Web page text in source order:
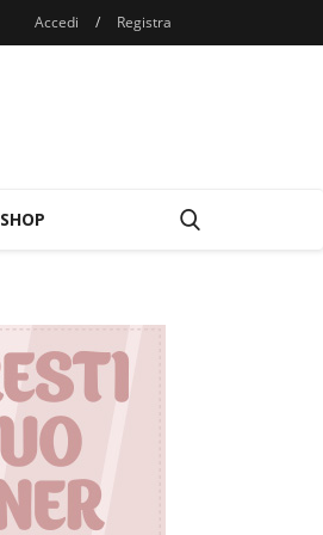
Accedi / Registra
SHOP